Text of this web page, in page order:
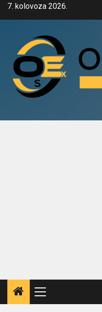
Skip7. kolovoza 2026.
Primary
Menu